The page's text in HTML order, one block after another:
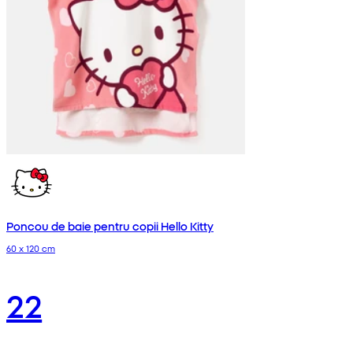
Poncou de baie pentru copii Hello Kitty
60 x 120 cm
22